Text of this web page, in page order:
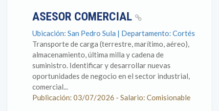
ASESOR COMERCIAL
Ubicación: San Pedro Sula | Departamento: Cortés
Transporte de carga (terrestre, marítimo, aéreo),
almacenamiento, última milla y cadena de
suministro. Identificar y desarrollar nuevas
oportunidades de negocio en el sector industrial,
comercial...
Publicación: 03/07/2026 - Salario: Comisionable